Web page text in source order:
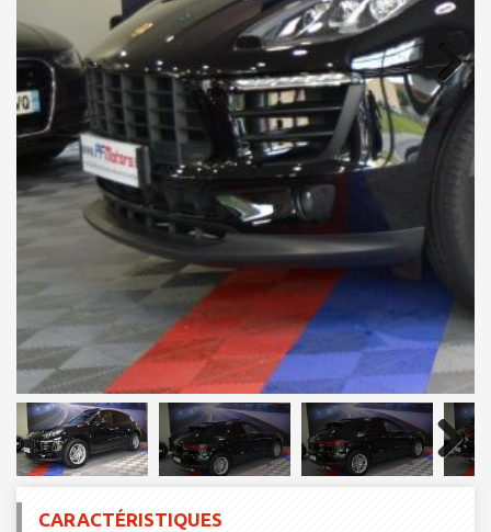
Next
Next
CARACTÉRISTIQUES